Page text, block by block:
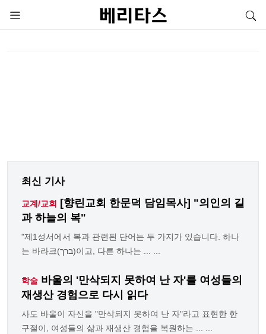
최신 기사
교계/교회
[향린교회 한문덕 담임목사] "의인의 길
과 하늘의 복"
"제1성서에서 복과 관련된 단어는 두 가지가 있습니다. 하나
는 바라크(ברך)이고, 다른 하나는 ... ...
학술 바울의 '만삭되지 못하여 난 자'를 여성들의
재생산 경험으로 다시 읽다
사도 바울이 자신을 "만삭되지 못하여 난 자"라고 표현한 한
구절이, 여성들의 삶과 재생산 경험을 복원하는 ... ...